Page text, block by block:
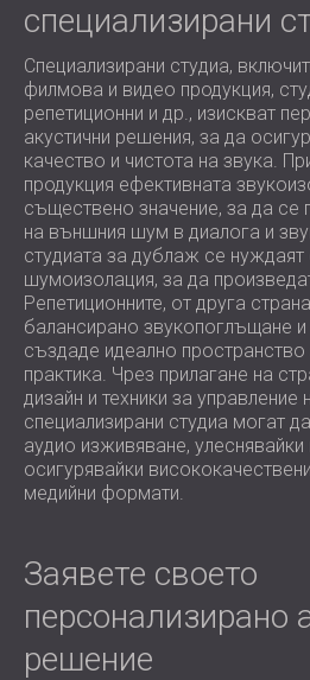
специализирани
Специализирани студиа,
филмова и видео продукция,
репетиционни и др., изискват
акустични решения, за да
качество и чистота на звука.
продукция ефективната
съществено значение, за да се
на външния шум в диалога и
студиата за дублаж се нуждаят
шумоизолация, за да
Репетиционните, от друга
балансирано звукопоглъщане
създаде идеално пространство
практика. Чрез прилагане на
дизайн и техники за управление
специализирани студиа могат
аудио изживяване, улеснявайки
осигурявайки
медийни формати.
Заявете своето
персонализирано
решение